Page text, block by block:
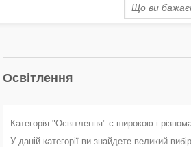
Освітлення
Категорія "Освітлення" є широкою і
У даній категорії ви знайдете великий